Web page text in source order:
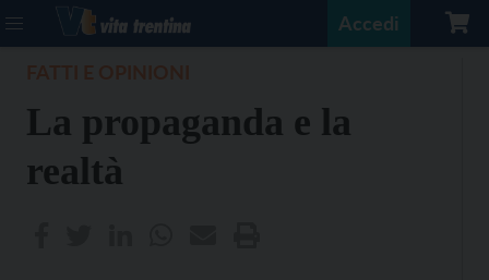
Accedi
La propaganda e la
realtà